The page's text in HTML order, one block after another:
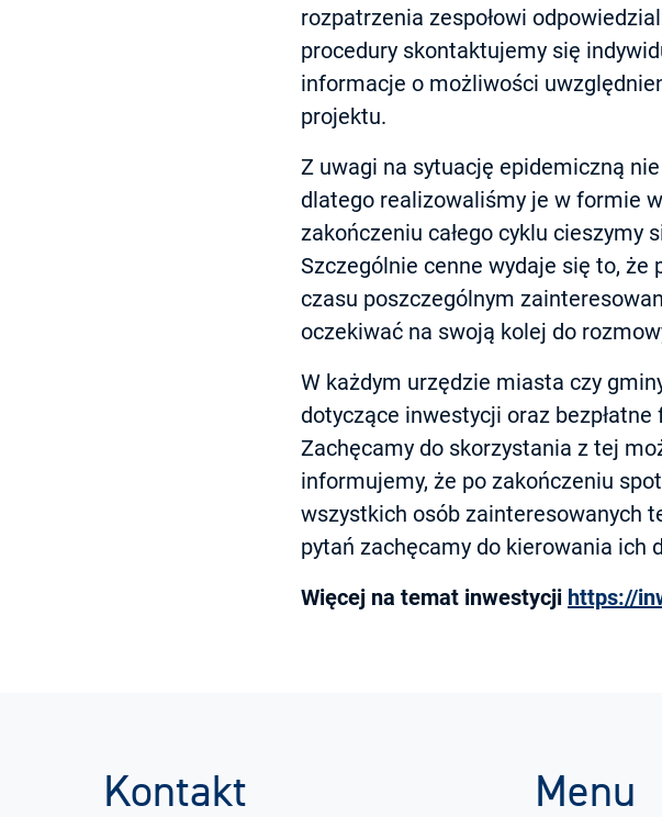
rozpatrzenia zespołowi
procedury skontaktujemy się
informacje o możliwości
projektu.
Z uwagi na sytuację epidemiczną
dlatego realizowaliśmy je w formie
zakończeniu całego cyklu cieszymy
Szczególnie cenne wydaje się to,
czasu poszczególnym
oczekiwać na swoją kolej do
W każdym urzędzie miasta czy
dotyczące inwestycji oraz
Zachęcamy do skorzystania z tej
informujemy, że po zakończeniu
wszystkich osób zainteresowanych
pytań zachęcamy do kierowania ich
Więcej na temat inwestycji https://
Kontakt Menu